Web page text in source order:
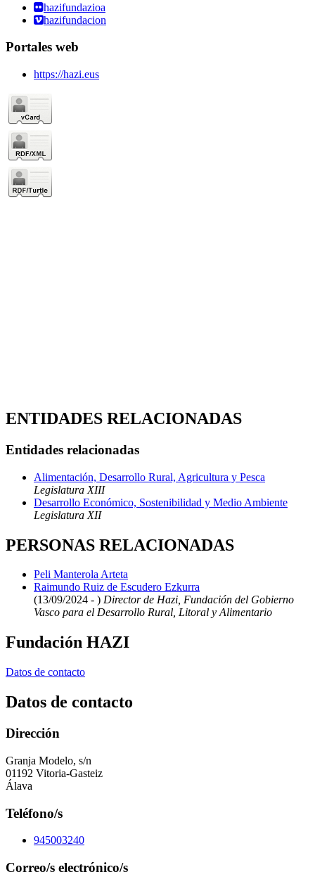
hazifundazioa
hazifundacion
Portales web
https://hazi.eus
ENTIDADES RELACIONADAS
Entidades relacionadas
Alimentación, Desarrollo Rural, Agricultura y Pesca
Legislatura XIII
Desarrollo Económico, Sostenibilidad y Medio Ambiente
Legislatura XII
PERSONAS RELACIONADAS
Peli Manterola Arteta
Raimundo Ruiz de Escudero Ezkurra
(13/09/2024 - ) Director de Hazi, Fundación del Gobierno
Vasco para el Desarrollo Rural, Litoral y Alimentario
Fundación HAZI
Datos de contacto
Datos de contacto
Dirección
Granja Modelo, s/n
01192 Vitoria-Gasteiz
Álava
Teléfono/s
945003240
Correo/s electrónico/s